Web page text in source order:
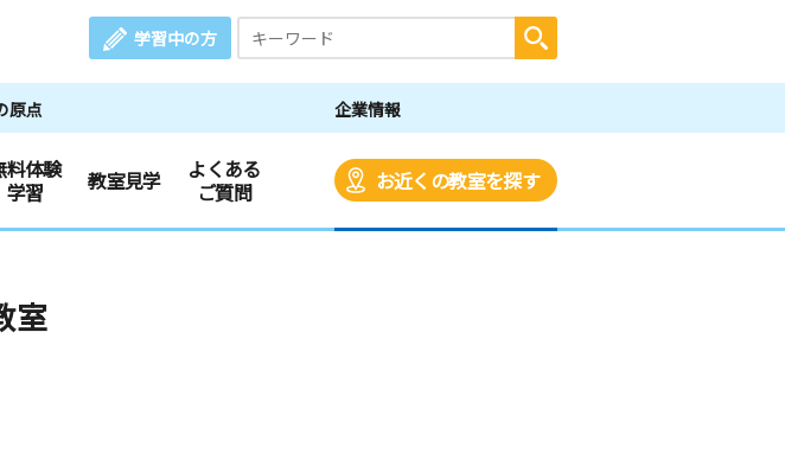
学習中の方
原点 企業情報
料体験
学習
教室見学
よくある
ご質問
お近くの教室を探す
室